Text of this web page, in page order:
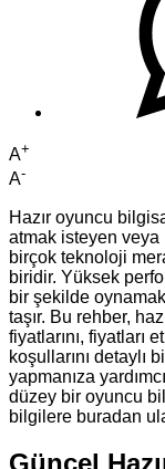
A+
A-
Hazır oyuncu
atmak isteyen
birçok teknoloji
biridir. Yüksek
bir şekilde
taşır. Bu rehber,
fiyatlarını, fiyatları
koşullarını detaylı
yapmanıza
düzey bir oyuncu
bilgilere buradan